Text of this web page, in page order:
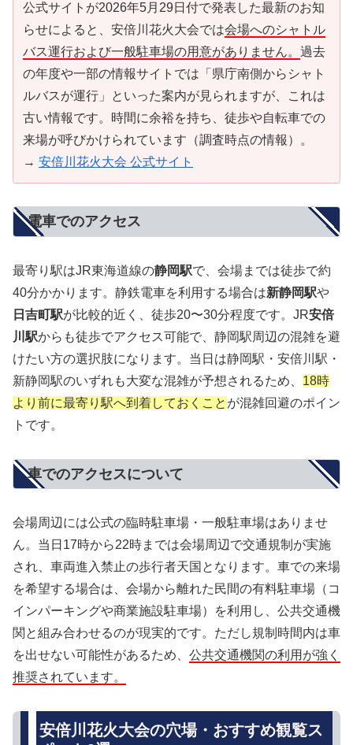
公式サイトが2026年5月29日付で発表した最新のお知
らせによると、安倍川花火大会では会場へのシャトル
バス運行および一般駐車場の用意がありません。 過去
の年度や一部の情報サイトでは「県庁南側からシャト
ルバスが運行」といった案内が見られますが、これは
古い情報です。時間に余裕を持ち、徒歩や自転車での
来場が呼びかけられています（調査時点の情報）。
→ 安倍川花火大会 公式サイト
電車でのアクセス
最寄り駅はJR東海道線の静岡駅で、会場までは徒歩で約
40分かかります。静鉄電車を利用する場合は新静岡駅や
日吉町駅が比較的近く、徒歩20〜30分程度です。JR安倍
川駅からも徒歩でアクセス可能で、静岡駅周辺の混雑を避
けたい方の選択肢になります。当日は静岡駅・安倍川駅・
新静岡駅のいずれも大変な混雑が予想されるため、 18時
より前に最寄り駅へ到着しておくこと が混雑回避のポイン
トです。
車でのアクセスについて
会場周辺には公式の臨時駐車場・一般駐車場はありませ
ん。当日17時から22時までは会場周辺で交通規制が実施
され、車両進入禁止の歩行者天国となります。車での来場
を希望する場合は、会場から離れた民間の有料駐車場（コ
インパーキングや商業施設駐車場）を利用し、公共交通機
関と組み合わせるのが現実的です。ただし規制時間内は車
を出せない可能性があるため、 公共交通機関の利用が強く
推奨されています。
安倍川花火大会の穴場・おすすめ観覧ス